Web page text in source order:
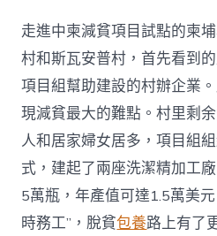
走進中柬減貧項目試點的柬
村和斯瓦安普村，首先看到
項目組幫助建設的村辦企業
現減貧最大的難點。村里剩
人和居家婦女居多，項目組
式，建起了兩座洗潔精加工
5萬瓶，年產值可達1.5萬美
時務工”，脫貧包養路上有了